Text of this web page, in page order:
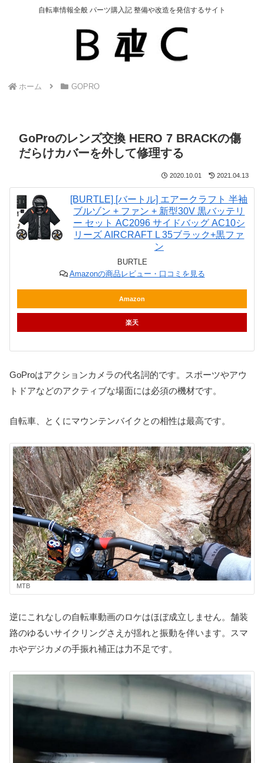
自転車情報全般 パーツ購入記 整備や改造を発信するサイト
ホーム GOPRO
GoProのレンズ交換 HERO 7 BRACKの傷
だらけカバーを外して修理する
2020.10.01 2021.04.13
[BURTLE] [バートル] エアークラフト 半袖
ブルゾン + ファン + 新型30V 黒バッテリ
ー セット AC2096 サイドバッグ AC10シ
リーズ AIRCRAFT L 35ブラック+黒ファ
ン
BURTLE
Amazonの商品レビュー・口コミを見る
Amazon
楽天
GoProはアクションカメラの代名詞的です。スポーツやアウ
トドアなどのアクティブな場面には必須の機材です。
自転車、とくにマウンテンバイクとの相性は最高です。
MTB
逆にこれなしの自転車動画のロケはほぼ成立しません。舗装
路のゆるいサイクリングさえが揺れと振動を伴います。スマ
ホやデジカメの手振れ補正は力不足です。